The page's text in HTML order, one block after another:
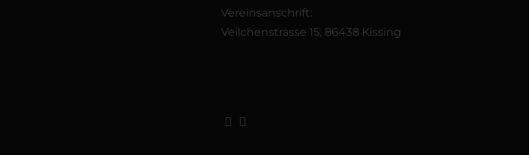
Vereinsanschrift:
Veilchenstrasse 15, 86438 Kissing